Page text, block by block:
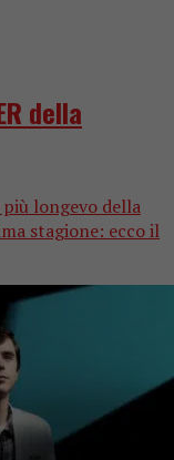
della
longevo della
stagione: ecco il